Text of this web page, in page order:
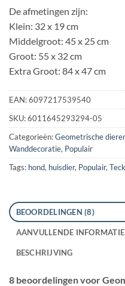
De afmetingen zijn:
Klein: 32 x 19 cm
Middelgroot: 45 x 25 cm
Groot: 55 x 32 cm
Extra Groot: 84 x 47 cm
EAN:6097217539540
SKU:6011645293294-05
Categorieën:Geometrische
Wanddecoratie, Populair
Tags: hond, huisdier, Populair,
BEOORDELINGEN (8)
AANVULLENDE INFORMATIE
BESCHRIJVING
8 beoordelingen voor